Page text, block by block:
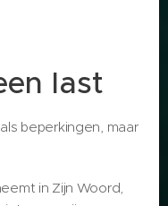
last
beperkingen, maar
in Zijn Woord,